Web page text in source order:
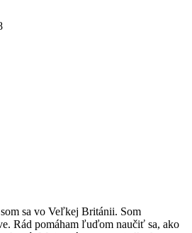
sa vo Veľkej Británii. Som
Rád pomáham ľuďom naučiť sa, ako